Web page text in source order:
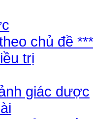
chủ đề ***
trị
giác dược